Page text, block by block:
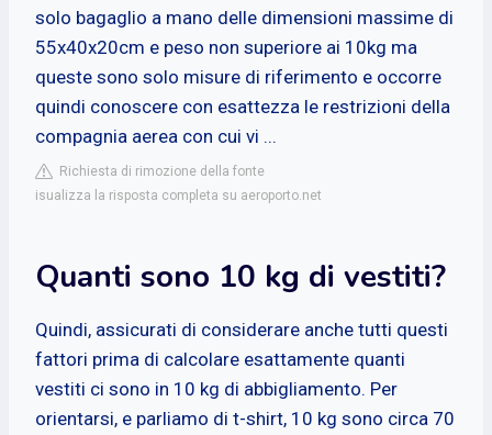
solo bagaglio a mano delle dimensioni massime di
55x40x20cm e peso non superiore ai 10kg ma
queste sono solo misure di riferimento e occorre
quindi conoscere con esattezza le restrizioni della
compagnia aerea con cui vi ...
Richiesta di rimozione della fonte
isualizza la risposta completa su aeroporto.net
Quanti sono 10 kg di vestiti?
Quindi, assicurati di considerare anche tutti questi
fattori prima di calcolare esattamente quanti
vestiti ci sono in 10 kg di abbigliamento. Per
orientarsi, e parliamo di t-shirt, 10 kg sono circa 70